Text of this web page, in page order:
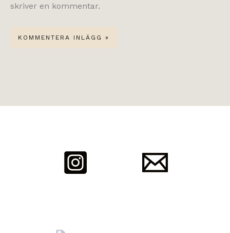
skriver en kommentar.